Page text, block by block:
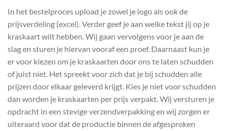
In het bestelproces upload je zowel je logo als ook de
prijsverdeling (excel). Verder geef je aan welke tekst jij op je
kraskaart wilt hebben. Wij gaan vervolgens voor je aan de
slag en sturen je hiervan vooraf een proef. Daarnaast kun je
er voor kiezen om je kraskaarten door ons te laten schudden
of juist niet. Het spreekt voor zich dat je bij schudden alle
prijzen door elkaar geleverd krijgt. Kies je niet voor schudden
dan worden je kraskaarten per prijs verpakt. Wij versturen je
opdracht in een stevige verzendverpakking en wij zorgen er
uiteraard voor dat de productie binnen de afgesproken